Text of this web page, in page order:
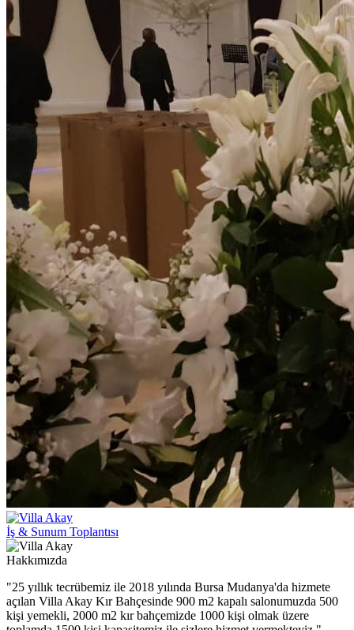
İş & Sunum Toplantısı
Hakkımızda
"25 yıllık tecrübemiz ile 2018 yılında Bursa Mudanya'da hizmete
açılan Villa Akay Kır Bahçesinde 900 m2 kapalı salonumuzda 500
kişi yemekli, 2000 m2 kır bahçemizde 1000 kişi olmak üzere